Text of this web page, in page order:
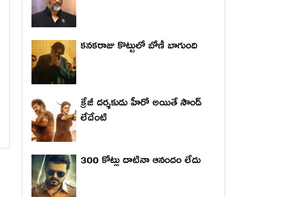
కనకరాజు కొట్టులో బోణీ బాగుంది
క్రేజీ దర్శకుడు హీరో అయితే సౌండ్
లేదేంటి
300 కోట్లు దాటినా ఆనందం లేదు